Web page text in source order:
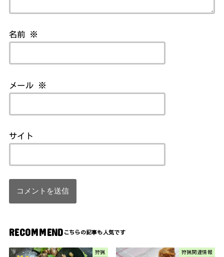
名前 ※
メール ※
サイト
RECOMMEND
狩猟 狩猟関連情報